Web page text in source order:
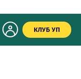
КЛУБ УП